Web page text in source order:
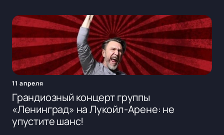
11 апреля
Грандиозный концерт группы
«Ленинград» на Лукойл-Арене: не
упустите шанс!